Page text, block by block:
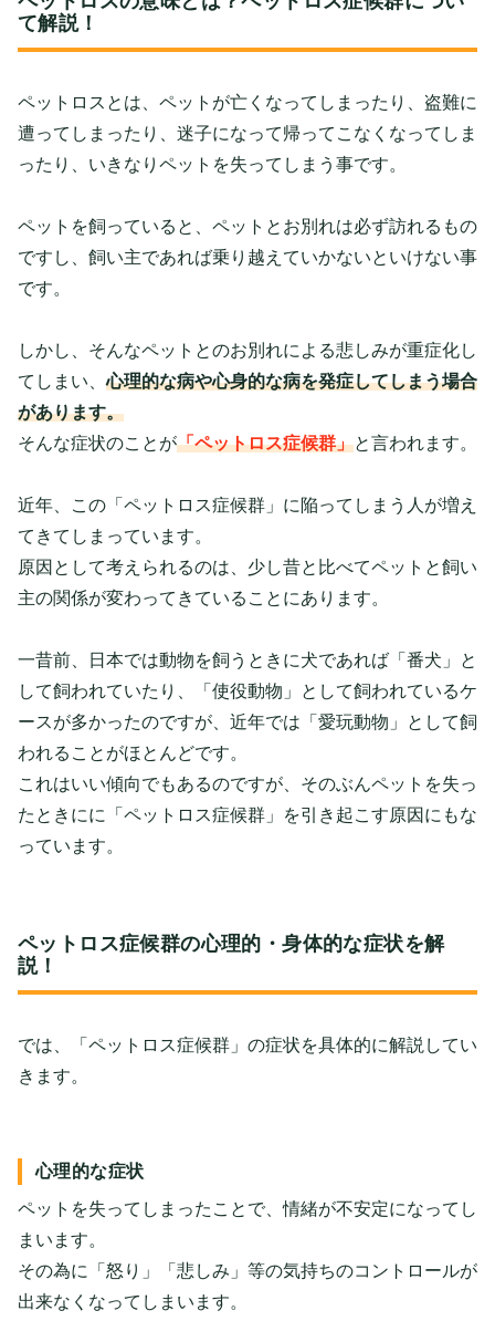
て解説！
ペットロスとは、ペットが亡くなってしまったり、盗難に
遭ってしまったり、迷子になって帰ってこなくなってしま
ったり、いきなりペットを失ってしまう事です。
ペットを飼っていると、ペットとお別れは必ず訪れるもの
ですし、飼い主であれば乗り越えていかないといけない事
です。
しかし、そんなペットとのお別れによる悲しみが重症化し
てしまい、心理的な病や心身的な病を発症してしまう場合
があります。
そんな症状のことが「ペットロス症候群」と言われます。
近年、この「ペットロス症候群」に陥ってしまう人が増え
てきてしまっています。
原因として考えられるのは、少し昔と比べてペットと飼い
主の関係が変わってきていることにあります。
一昔前、日本では動物を飼うときに犬であれば「番犬」と
して飼われていたり、「使役動物」として飼われているケ
ースが多かったのですが、近年では「愛玩動物」として飼
われることがほとんどです。
これはいい傾向でもあるのですが、そのぶんペットを失っ
たときにに「ペットロス症候群」を引き起こす原因にもな
っています。
ペットロス症候群の心理的・身体的な症状を解
説！
では、「ペットロス症候群」の症状を具体的に解説してい
きます。
心理的な症状
ペットを失ってしまったことで、情緒が不安定になってし
まいます。
その為に「怒り」「悲しみ」等の気持ちのコントロールが
出来なくなってしまいます。